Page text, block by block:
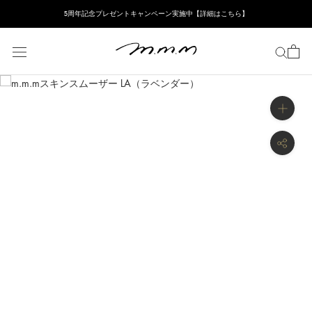
し
て
5周年記念プレゼントキャンペーン実施中【詳細はこちら】